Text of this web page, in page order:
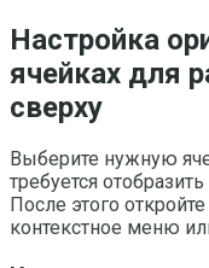
Настройка
ячейках для
сверху
Выберите нужную
требуется
После этого
контекстное меню